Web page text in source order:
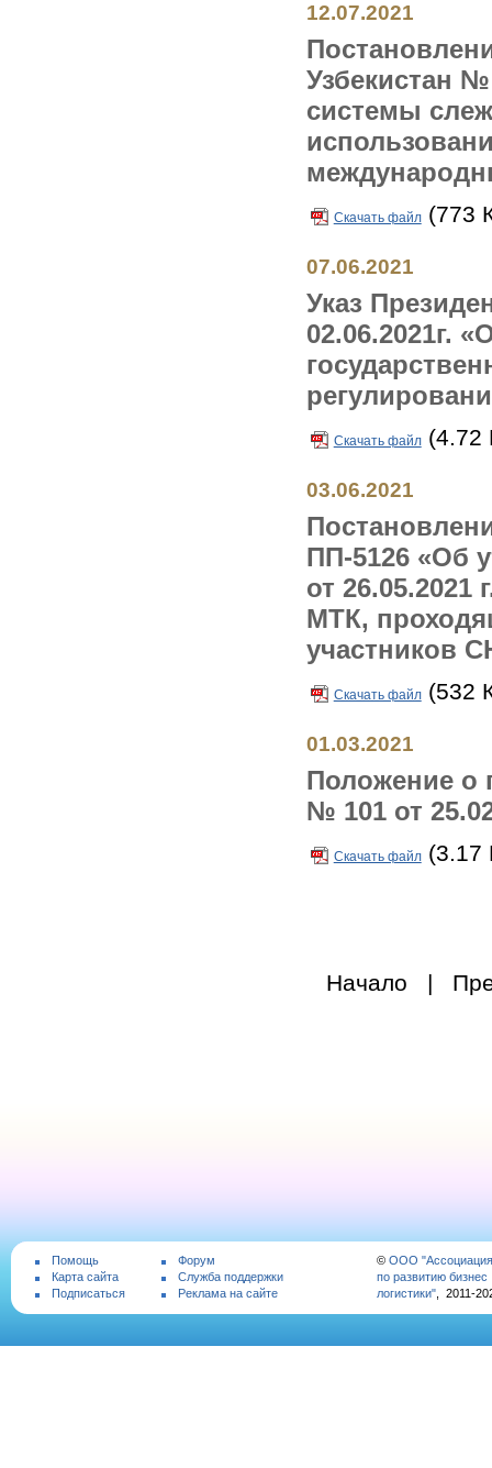
12.07.2021
Узбекистан
системы
Скачать файл(773
07.06.2021
Указ
02.06.2021г.
Скачать файл(4.72
03.06.2021
ПП-5126 «Об
от 26.05.2021
МТК,
участников
Скачать файл(532
01.03.2021
Положение о
№ 101 от
Скачать файл(3.17
Начало |
Помощь
Карта сайта
Подписаться
Форум
Служба поддержки
Реклама на сайте
© ООО "Ассоциация
по развитию бизнес
логистики", 2011-